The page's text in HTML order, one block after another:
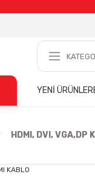
YENİ ÜRÜNLER
HDMI, DVI, VGA,DP